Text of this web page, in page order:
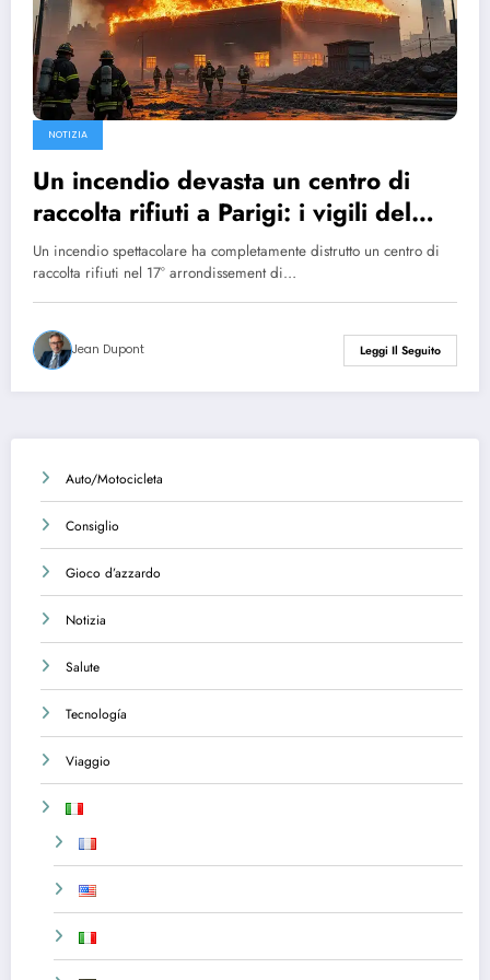
NOTIZIA
Un incendio devasta un centro di
raccolta rifiuti a Parigi: i vigili del
fuoco raccomandano di evitare la
zona
Un incendio spettacolare ha completamente distrutto un centro di
raccolta rifiuti nel 17° arrondissement di…
Jean Dupont Leggi Il Seguito
Auto/Motocicleta
Consiglio
Gioco d’azzardo
Notizia
Salute
Tecnología
Viaggio